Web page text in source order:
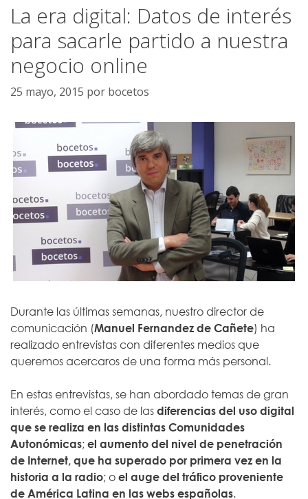
La era digital: Datos de interés
para sacarle partido a nuestra
negocio online
25 mayo, 2015 por bocetos
Durante las últimas semanas, nuestro director de
comunicación (Manuel Fernandez de Cañete) ha
realizado entrevistas con diferentes medios que
queremos acercaros de una forma más personal.
En estas entrevistas, se han abordado temas de gran
interés, como el caso de las diferencias del uso digital
que se realiza en las distintas Comunidades
Autonómicas; el aumento del nivel de penetración
de Internet, que ha superado por primera vez en la
historia a la radio; o el auge del tráfico proveniente
de América Latina en las webs españolas.